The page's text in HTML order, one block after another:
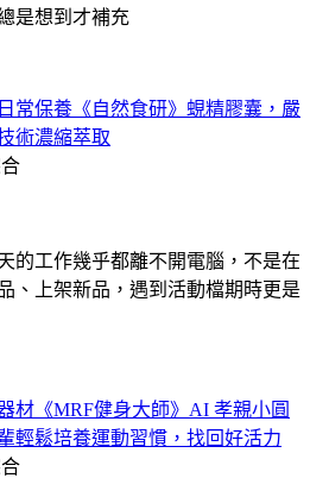
是想到才補充
常保養《自然食研》蜆精膠囊，嚴
術濃縮萃取
的工作幾乎都離不開電腦，不是在
、上架新品，遇到活動檔期時更是
材《MRF健身大師》AI 孝親小圓
輕鬆培養運動習慣，找回好活力